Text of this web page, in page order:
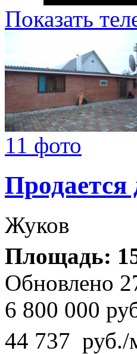
Показать
11 фото
Продается
Жуков
Площадь:
Обновлено
6 800 000
44 737 руб./